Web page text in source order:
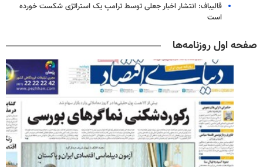
قالیباف: انتشار اخبار جعلی توسط ترامپ یک استراتژی شکست خورده
است
صفحه اول روزنامه‌ها